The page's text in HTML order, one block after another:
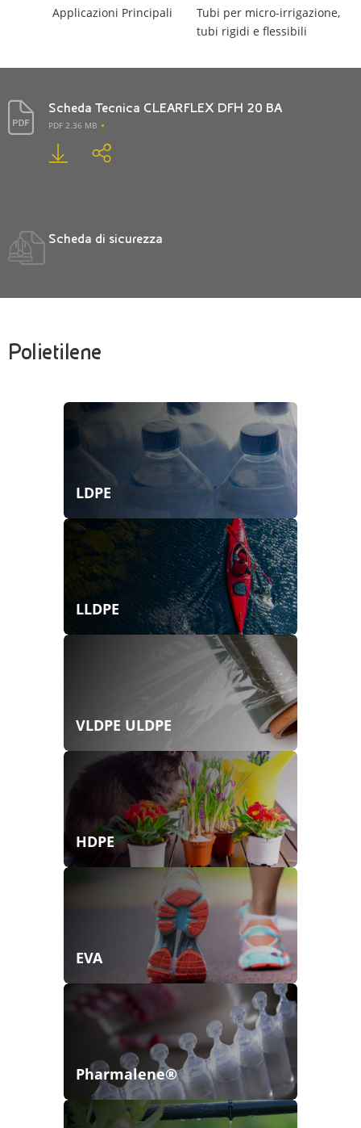
Applicazioni Principali
Tubi per micro-irrigazione,
tubi rigidi e flessibili
Scheda Tecnica CLEARFLEX DFH 20 BA
PDF 2.36 MB
Scheda di sicurezza
Polietilene
LDPE
LLDPE
VLDPE ULDPE
HDPE
EVA
Pharmalene®